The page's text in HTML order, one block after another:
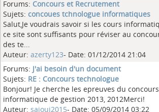
Forums: Concours et Recrutement
Sujets: concoues tchnologue informatiques
Salut,Je voudrais savoir si les cours
ce site sont suffisants pour réviser au
des te...
Auteur: azerty123- Date: 01/12/2014 21:04
Forums: J'ai besoin d'un document
Sujets: RE : Concours technologue
Bonjour! Je cherche les epreuves du
informatique de gestion 2013, 2012Merci!
Auteur: sajouj2015- Date: 05/09/2014 03:22